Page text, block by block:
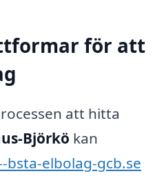
för att
att hitta
Björkö kan
bsta-elbolag-gcb.se